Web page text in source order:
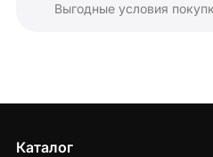
Выгодные условия
Каталог